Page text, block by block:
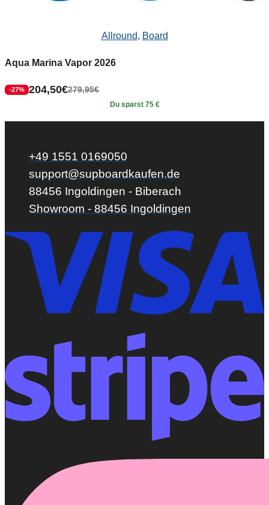
Allround, Board
Aqua Marina Vapor 2026
-27% 279,95€
204,50€
Du sparst 75 €
+49 1551 0169050
support@supboardkaufen.de
88456 Ingoldingen - Biberach
Showroom - 88456 Ingoldingen